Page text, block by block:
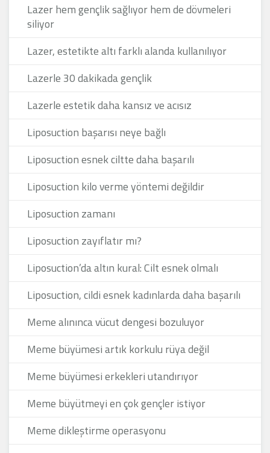
Lazer hem gençlik sağlıyor hem de dövmeleri
siliyor
Lazer, estetikte altı farklı alanda kullanılıyor
Lazerle 30 dakikada gençlik
Lazerle estetik daha kansız ve acısız
Liposuction başarısı neye bağlı
Liposuction esnek ciltte daha başarılı
Liposuction kilo verme yöntemi değildir
Liposuction zamanı
Liposuction zayıflatır mı?
Liposuction’da altın kural: Cilt esnek olmalı
Liposuction, cildi esnek kadınlarda daha başarılı
Meme alınınca vücut dengesi bozuluyor
Meme büyümesi artık korkulu rüya değil
Meme büyümesi erkekleri utandırıyor
Meme büyütmeyi en çok gençler istiyor
Meme dikleştirme operasyonu